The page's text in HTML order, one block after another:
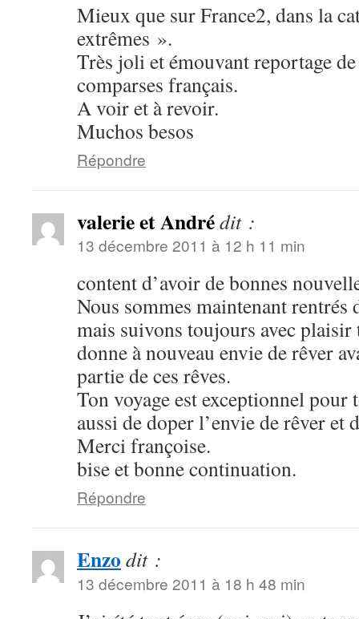
Mieux que sur France2, dans la
extrêmes ».
Très joli et émouvant reportage
comparses français.
A voir et à revoir.
Muchos besos
Répondre
valerie et Andrédit :
13 décembre 2011 à 12 h 11 min
content d’avoir de bonnes
Nous sommes maintenant rentrés
mais suivons toujours avec plaisir
donne à nouveau envie de rêver
partie de ces rêves.
Ton voyage est exceptionnel
aussi de doper l’envie de rêver et
Merci françoise.
bise et bonne continuation.
Répondre
Enzo dit :
13 décembre 2011 à 18 h 48 min